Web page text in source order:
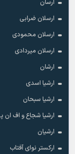
ارسان
ارسلان ضرابی
ارسلان محمودی
ارسلان میردادی
ارشان
ارشیا اسدی
ارشیا سبحان
ارشیا شجاع و اف ان
ارشیان
ارکستر نوای آفتاب